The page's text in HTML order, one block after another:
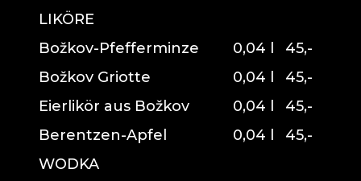
LIKÖRE
Božkov-Pfefferminze
0,04 l
45,-
Božkov Griotte
0,04 l
45,-
Eierlikör aus Božkov
0,04 l
45,-
Berentzen-Apfel
0,04 l
45,-
WODKA